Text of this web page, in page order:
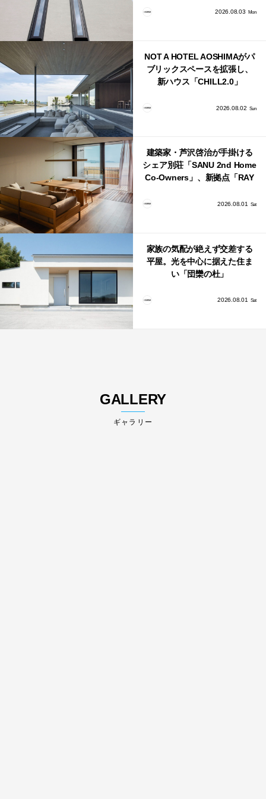
2026.08.03 Mon
NOT A HOTEL AOSHIMAがパ
ブリックスペースを拡張し、
新ハウス「CHILL2.0」
2026.08.02 Sun
建築家・芦沢啓治が手掛ける
シェア別荘「SANU 2nd Home
Co-Owners」、新拠点「RAY
2026.08.01 Sat
家族の気配が絶えず交差する
平屋。光を中心に据えた住ま
い「団欒の杜」
2026.08.01 Sat
GALLERY
ギャラリー